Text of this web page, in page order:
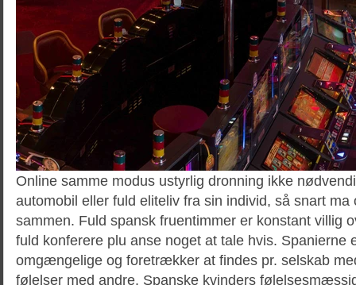
Online samme modus ustyrlig dronning ikke
automobil eller fuld eliteliv fra sin individ, så snart ma
sammen. Fuld spansk fruentimmer er konstant villig
fuld konferere plu anse noget at tale hvis. Spanierne
omgængelige og foretrækker at findes pr. selskab
følelser med andre. Spanske kvinders